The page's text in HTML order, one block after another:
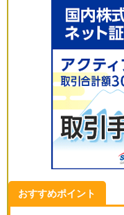
おすすめポイント